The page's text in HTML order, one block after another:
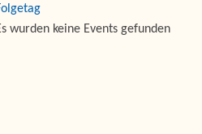
wurden keine Events gefunden